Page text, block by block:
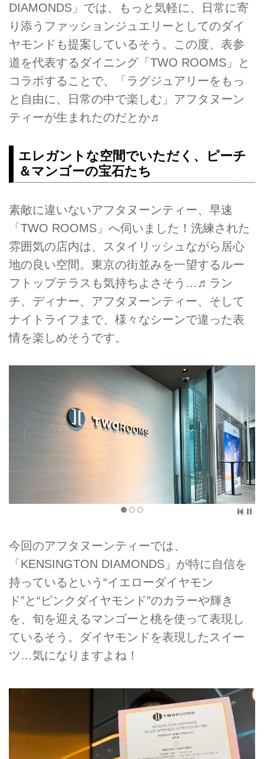
DIAMONDS」では、もっと気軽に、日常に寄
り添うファッションジュエリーとしてのダイ
ヤモンドも提案しているそう。この度、表参
道を代表するダイニング「TWO ROOMS」と
コラボすることで、「ラグジュアリーをもっ
と自由に、日常の中で楽しむ」アフタヌーン
ティーが生まれたのだとか♬
エレガントな空間でいただく、ピーチ
＆マンゴーの宝石たち
素敵に違いないアフタヌーンティー、早速
「TWO ROOMS」へ伺いました！洗練された
雰囲気の店内は、スタイリッシュながら居心
地の良い空間。東京の街並みを一望するルー
フトップテラスも気持ちよさそう…♬ラン
チ、ディナー、アフタヌーンティー、そして
ナイトライフまで、様々なシーンで違った表
情を楽しめそうです。
今回のアフタヌーンティーでは、
「KENSINGTON DIAMONDS」が特に自信を
持っているという“イエローダイヤモン
ド”と“ピンクダイヤモンド”のカラーや輝き
を、旬を迎えるマンゴーと桃を使って表現し
ているそう。ダイヤモンドを表現したスイー
ツ…気になりますよね！